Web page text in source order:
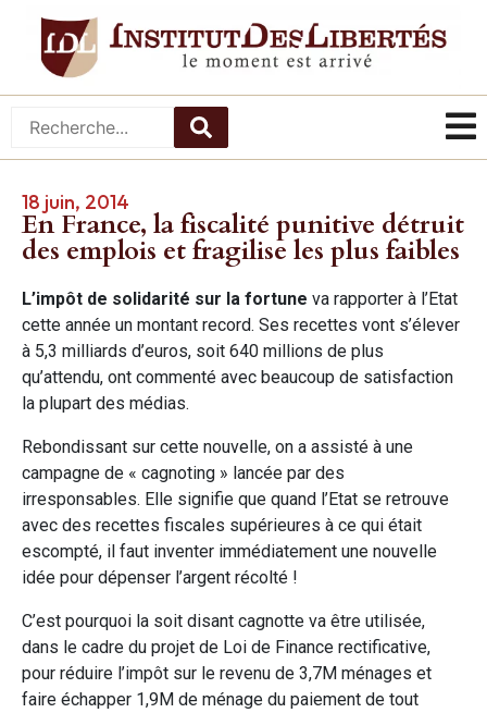
18 juin, 2014
En France, la fiscalité punitive détruit
des emplois et fragilise les plus faibles
L’impôt de solidarité sur la fortune va rapporter à l’Etat
cette année un montant record. Ses recettes vont s’élever
à 5,3 milliards d’euros, soit 640 millions de plus
qu’attendu, ont commenté avec beaucoup de satisfaction
la plupart des médias.
Rebondissant sur cette nouvelle, on a assisté à une
campagne de « cagnoting » lancée par des
irresponsables. Elle signifie que quand l’Etat se retrouve
avec des recettes fiscales supérieures à ce qui était
escompté, il faut inventer immédiatement une nouvelle
idée pour dépenser l’argent récolté !
C’est pourquoi la soit disant cagnotte va être utilisée,
dans le cadre du projet de Loi de Finance rectificative,
pour réduire l’impôt sur le revenu de 3,7M ménages et
faire échapper 1,9M de ménage du paiement de tout